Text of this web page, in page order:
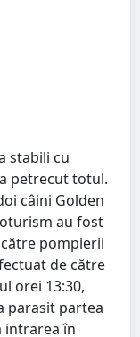
stabili cu
petrecut totul.
câini Golden
au fost
pompierii
de către
orei 13:30,
parasit partea
intrarea în